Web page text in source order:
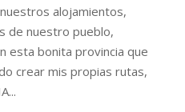
alojamientos,
de nuestro pueblo,
esta bonita provincia que
crear mis propias rutas,